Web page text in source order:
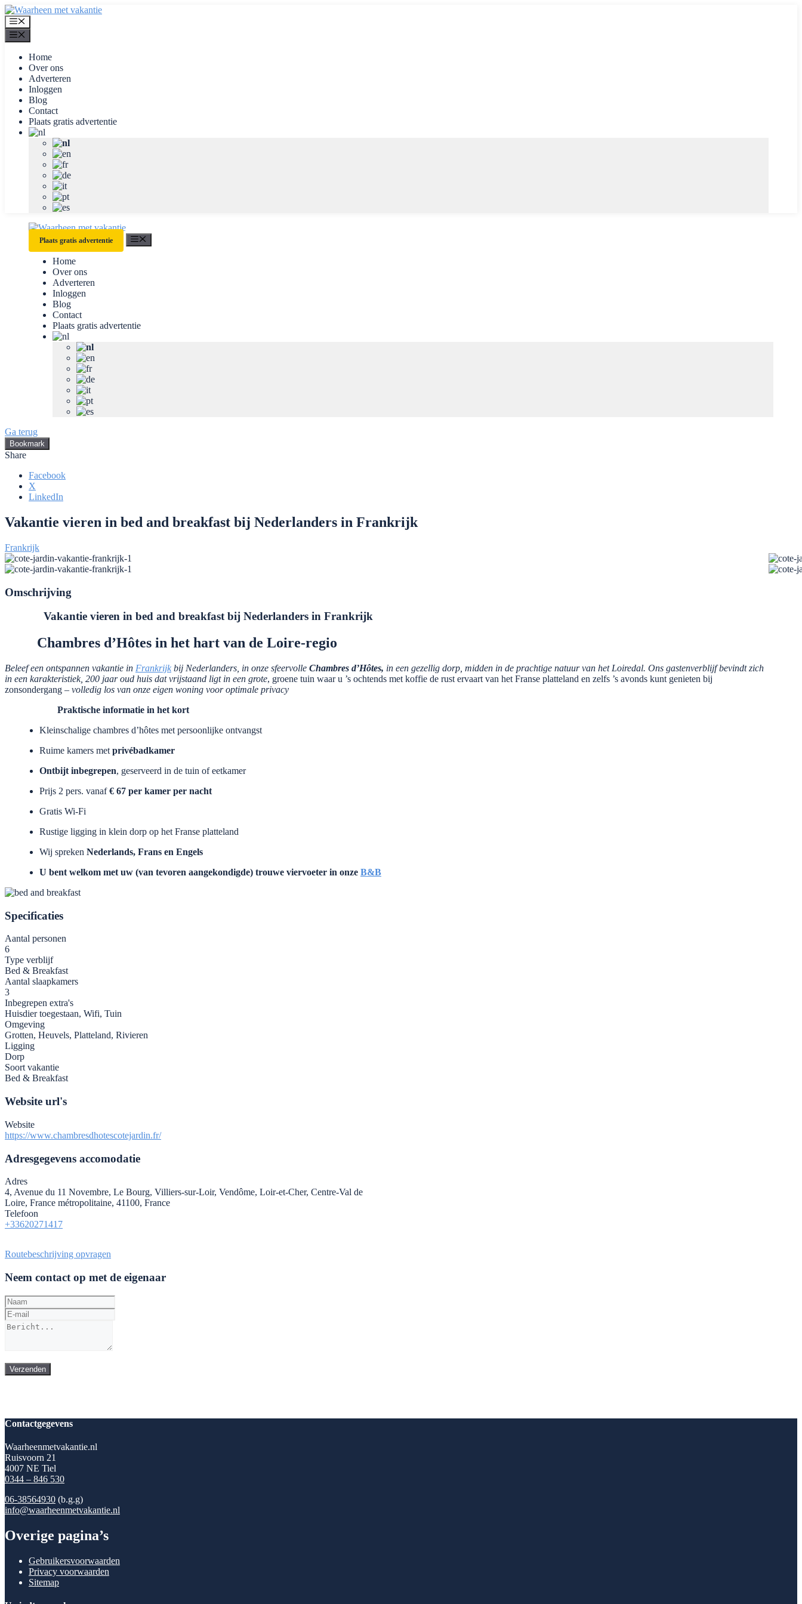
Ga
naar
de
inhoud
Menu
Home
Over ons
Adverteren
Inloggen
Blog
Contact
Plaats gratis advertentie
Plaats gratis advertentie
Home
Over ons
Adverteren
Inloggen
Blog
Contact
Plaats gratis advertentie
Ga terug
Bookmark
Share
Facebook
X
LinkedIn
Vakantie vieren in bed and breakfast bij Nederlanders in Frankrijk
Frankrijk
Omschrijving
Vakantie vieren in bed and breakfast bij Nederlanders in Frankrijk
Chambres d’Hôtes in het hart van de Loire-regio
Beleef een ontspannen vakantie in Frankrijk bij Nederlanders, in onze sfeervolle Chambres d’Hôtes, in een gezellig dorp, midden in de prachtige natuur van het Loiredal. Ons gastenverblijf bevindt zich
in een karakteristiek, 200 jaar oud huis dat vrijstaand ligt in een grote, groene tuin waar u ’s ochtends met koffie de rust ervaart van het Franse platteland en zelfs ’s avonds kunt genieten bij
zonsondergang – volledig los van onze eigen woning voor optimale privacy
Praktische informatie in het kort
Kleinschalige chambres d’hôtes met persoonlijke ontvangst
Ruime kamers met privébadkamer
Ontbijt inbegrepen, geserveerd in de tuin of eetkamer
Prijs 2 pers. vanaf€ 67 per kamer per nacht
Gratis Wi-Fi
Rustige ligging in klein dorp op het Franse platteland
Wij spreken Nederlands, Frans en Engels
U bent welkom met uw (van tevoren aangekondigde) trouwe viervoeter in onze B&B
Specificaties
Aantal personen
6
Type verblijf
Bed & Breakfast
Aantal slaapkamers
3
Inbegrepen extra's
Huisdier toegestaan, Wifi, Tuin
Omgeving
Grotten, Heuvels, Platteland, Rivieren
Ligging
Dorp
Soort vakantie
Bed & Breakfast
Website url's
Website
https://www.chambresdhotescotejardin.fr/
Adresgegevens accomodatie
Adres
4, Avenue du 11 Novembre, Le Bourg, Villiers-sur-Loir, Vendôme, Loir-et-Cher, Centre-Val de
Loire, France métropolitaine, 41100, France
Telefoon
+33620271417
Routebeschrijving opvragen
Neem contact op met de eigenaar
Verzenden
Contactgegevens
Waarheenmetvakantie.nl
Ruisvoorn 21
4007 NE Tiel
0344 – 846 530
06-38564930 (b.g.g)
info@waarheenmetvakantie.nl
Overige pagina’s
Gebruikersvoorwaarden
Privacy voorwaarden
Sitemap